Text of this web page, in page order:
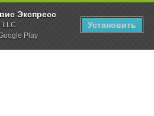
Экспресс
LLC
Play
Установить